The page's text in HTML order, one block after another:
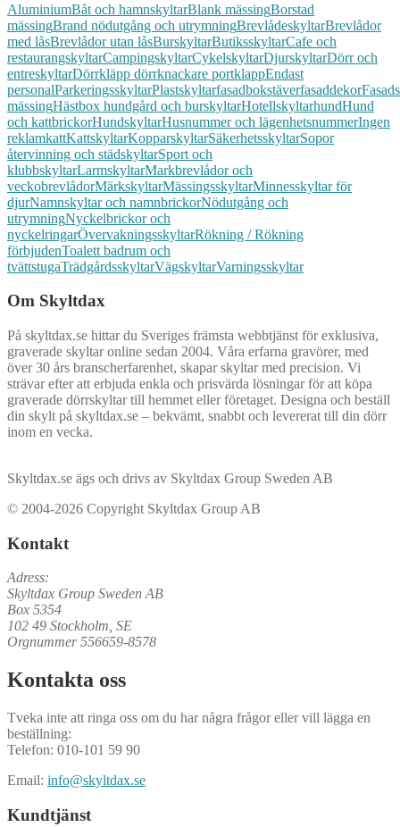
AluminiumBåt och hamnskyltarBlank mässingBorstad
mässingBrand nödutgång och utrymningBrevlådeskyltarBrevlådor
med låsBrevlådor utan låsBurskyltarButiksskyltarCafe och
restaurangskyltarCampingskyltarCykelskyltarDjurskyltarDörr och
entreskyltarDörrkläpp dörrknackare portklappEndast
personalParkeringsskyltarPlastskyltarfasadbokstäverfasaddekor
mässingHästbox hundgård och burskyltarHotellskyltarhundHund
och kattbrickorHundskyltarHusnummer och lägenhetsnummerIngen
reklamkattKattskyltarKopparskyltarSäkerhetsskyltarSopor
återvinning och städskyltarSport och
klubbskyltarLarmskyltarMarkbrevlådor och
veckobrevlådorMärkskyltarMässingsskyltarMinnesskyltar för
djurNamnskyltar och namnbrickorNödutgång och
utrymningNyckelbrickor och
nyckelringarÖvervakningsskyltarRökning / Rökning
förbjudenToalett badrum och
tvättstugaTrädgårdsskyltarVägskyltarVarningsskyltar
Om Skyltdax
På skyltdax.se hittar du Sveriges främsta webbtjänst för exklusiva,
graverade skyltar online sedan 2004. Våra erfarna gravörer, med
över 30 års branscherfarenhet, skapar skyltar med precision. Vi
strävar efter att erbjuda enkla och prisvärda lösningar för att köpa
graverade dörrskyltar till hemmet eller företaget. Designa och beställ
din skylt på skyltdax.se – bekvämt, snabbt och levererat till din dörr
inom en vecka.
Skyltdax.se ägs och drivs av Skyltdax Group Sweden AB
© 2004-2026 Copyright Skyltdax Group AB
Kontakt
Adress:
Skyltdax Group Sweden AB
Box 5354
102 49 Stockholm, SE
Orgnummer 556659-8578
Kontakta oss
Tveka inte att ringa oss om du har några frågor eller vill lägga en
beställning:
Telefon: 010-101 59 90
Email: info@skyltdax.se
Kundtjänst